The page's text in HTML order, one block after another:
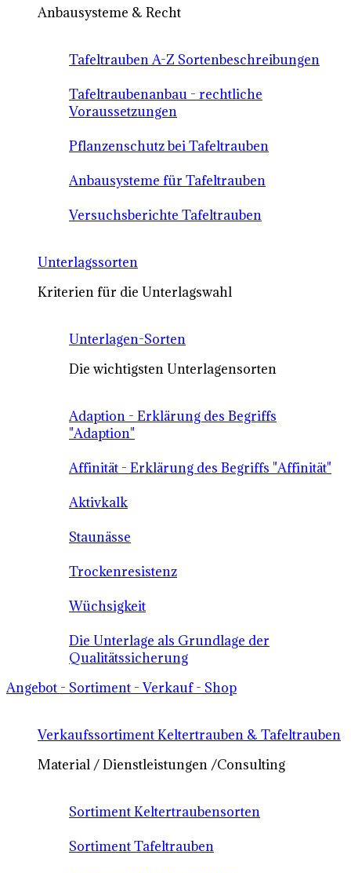
Anbausysteme & Recht
Tafeltrauben A-Z Sortenbeschreibungen
Tafeltraubenanbau - rechtliche
Voraussetzungen
Pflanzenschutz bei Tafeltrauben
Anbausysteme für Tafeltrauben
Versuchsberichte Tafeltrauben
Unterlagssorten
Kriterien für die Unterlagswahl
Unterlagen-Sorten
Die wichtigsten Unterlagensorten
Adaption - Erklärung des Begriffs
"Adaption"
Affinität - Erklärung des Begriffs "Affinität"
Aktivkalk
Staunässe
Trockenresistenz
Wüchsigkeit
Die Unterlage als Grundlage der
Qualitätssicherung
Angebot - Sortiment - Verkauf - Shop
Verkaufssortiment Keltertrauben & Tafeltrauben
Material / Dienstleistungen /Consulting
Sortiment Keltertraubensorten
Sortiment Tafeltrauben